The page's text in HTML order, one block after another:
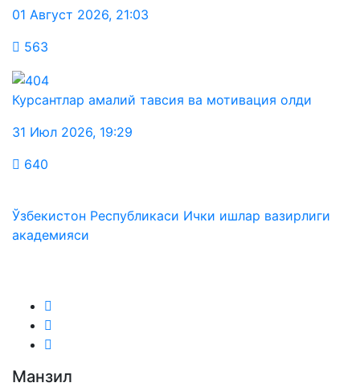
01 Август 2026, 21:03
563
Курсантлар амалий тавсия ва мотивация олди
31 Июл 2026, 19:29
640
Ўзбекистон Республикаси Ички ишлар вазирлиги
академияси
Манзил